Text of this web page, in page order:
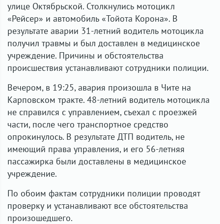
улице Октябрьской. Столкнулись мотоцикл
«Рейсер» и автомобиль «Тойота Корона». В
результате аварии 31-летний водитель мотоцикла
получил травмы и был доставлен в медицинское
учреждение. Причины и обстоятельства
происшествия устанавливают сотрудники полиции.
Вечером, в 19:25, авария произошла в Чите на
Карповском тракте. 48-летний водитель мотоцикла
не справился с управлением, съехал с проезжей
части, после чего транспортное средство
опрокинулось. В результате ДТП водитель, не
имеющий права управления, и его 56-летняя
пассажирка были доставлены в медицинское
учреждение.
По обоим фактам сотрудники полиции проводят
проверку и устанавливают все обстоятельства
произошедшего.